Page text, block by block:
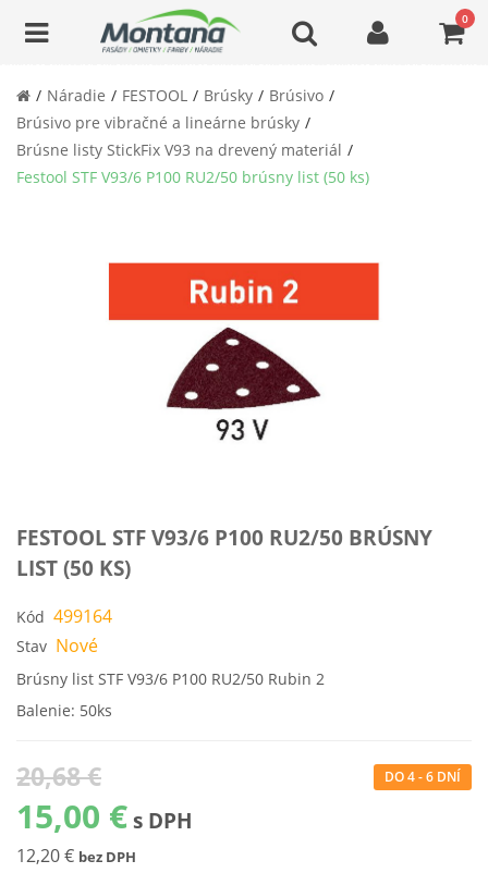
0
Náradie FESTOOL Brúsky
Brúsivo
Brúsivo pre vibračné a lineárne brúsky
Brúsne listy StickFix V93 na drevený materiál
Festool STF V93/6 P100 RU2/50 brúsny list (50 ks)
FESTOOL STF V93/6 P100 RU2/50 BRÚSNY
LIST (50 KS)
Kód 499164
Stav Nové
Brúsny list STF V93/6 P100 RU2/50 Rubin 2
Balenie: 50ks
20,68 €
15,00 € s DPH
12,20 € bez DPH
DO 4 - 6 DNÍ